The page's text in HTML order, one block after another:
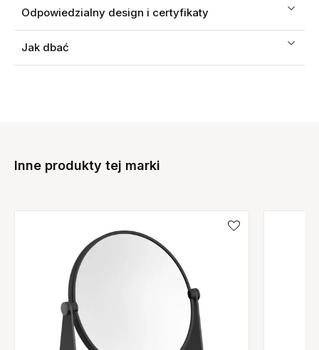
Odpowiedzialny design i certyfikaty
Jak dbać
Inne produkty tej marki